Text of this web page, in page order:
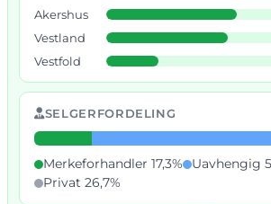
Akershus
Vestland
Vestfold
SELGERFORDELING
Merkeforhandler 17,3%
Uavhengig
Privat 26,7%